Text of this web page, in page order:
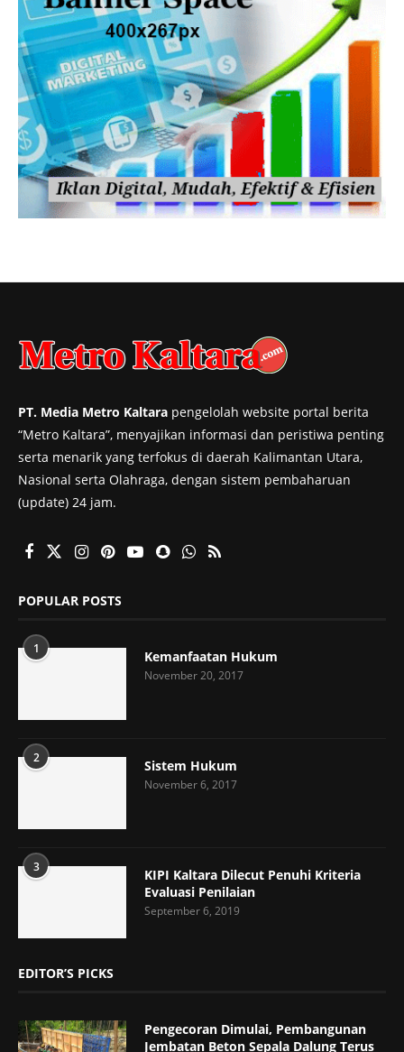
PT. Media Metro Kaltara pengelolah website portal berita
“Metro Kaltara”, menyajikan informasi dan peristiwa penting
serta menarik yang terfokus di daerah Kalimantan Utara,
Nasional serta Olahraga, dengan sistem pembaharuan
(update) 24 jam.
POPULAR POSTS
1 Kemanfaatan Hukum
November 20, 2017
2 Sistem Hukum
November 6, 2017
3
KIPI Kaltara Dilecut Penuhi Kriteria
Evaluasi Penilaian
September 6, 2019
EDITOR’S PICKS
Pengecoran Dimulai, Pembangunan
Jembatan Beton Sepala Dalung Terus